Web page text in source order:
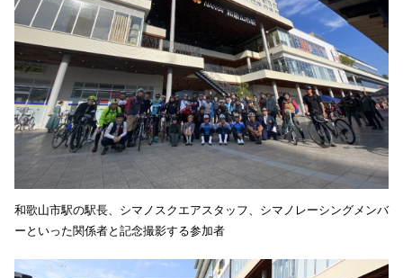
和歌山市駅の駅長、シマノスクエアスタッフ、シマノレーシングメンバ
ーといった関係者と記念撮影する参加者